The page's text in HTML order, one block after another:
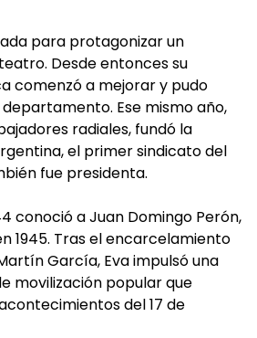
para protagonizar un
Desde entonces su
comenzó a mejorar y pudo
Ese mismo año,
radiales, fundó la
el primer sindicato del
fue presidenta.
conoció a Juan Domingo Perón,
1945. Tras el encarcelamiento
García, Eva impulsó una
movilización popular que
del 17 de